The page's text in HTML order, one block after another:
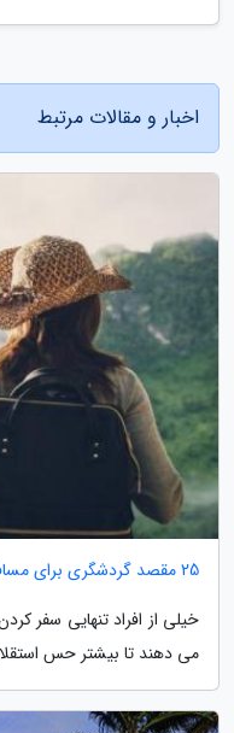
اخبار و مقالات مرتبط
25 مقصد گردشگری برای مسافران مجرد و تنها (قسمت دوم)
خیلی از افراد تنهایی سفر
می دهند تا بیشتر حس